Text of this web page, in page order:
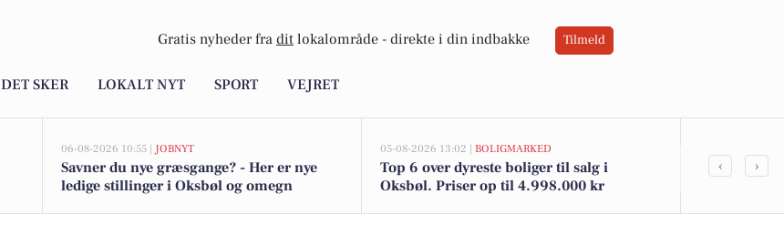
Gratis nyheder fra dit lokalområde - direkte i din indbakke Tilmeld
DET SKER LOKALT NYT SPORT VEJRET
06-08-2026 10:55 | JOBNYT
Savner du nye græsgange? - Her er nye
ledige stillinger i Oksbøl og omegn
05-08-2026 13:02 | BOLIGMARKED
Top 6 over dyreste boliger til salg i
Oksbøl. Priser op til 4.998.000 kr
Hjelmevej
‹ ›